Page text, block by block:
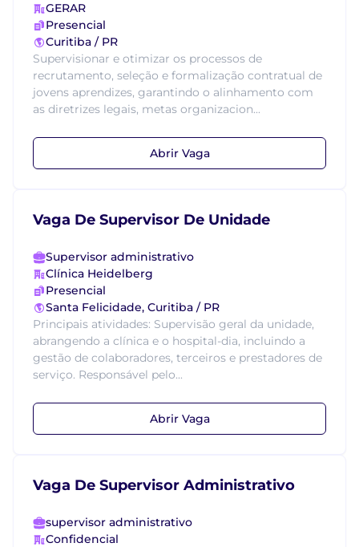
GERAR
Presencial
Curitiba / PR
Supervisionar e otimizar os processos de
recrutamento, seleção e formalização contratual de
jovens aprendizes, garantindo o alinhamento com
as diretrizes legais, metas organizacion...
Abrir Vaga
Vaga De Supervisor De Unidade
Supervisor administrativo
Clínica Heidelberg
Presencial
Santa Felicidade, Curitiba / PR
Principais atividades: Supervisão geral da unidade,
abrangendo a clínica e o hospital-dia, incluindo a
gestão de colaboradores, terceiros e prestadores de
serviço. Responsável pelo...
Abrir Vaga
Vaga De Supervisor Administrativo
supervisor administrativo
Confidencial